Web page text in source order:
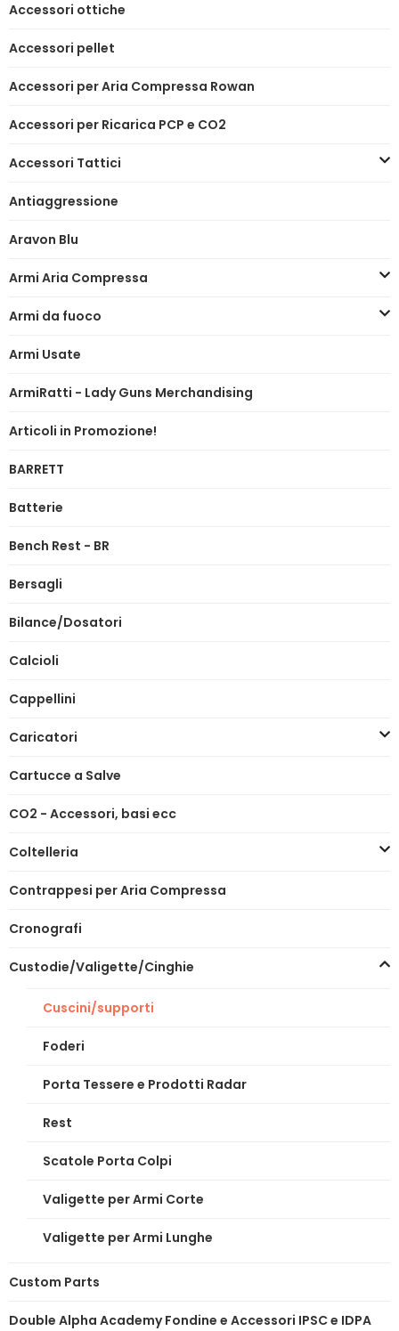
Accessori ottiche
Accessori pellet
Accessori per Aria Compressa Rowan
Accessori per Ricarica PCP e CO2
Accessori Tattici
Antiaggressione
Aravon Blu
Armi Aria Compressa
Armi da fuoco
Armi Usate
ArmiRatti - Lady Guns Merchandising
Articoli in Promozione!
BARRETT
Batterie
Bench Rest - BR
Bersagli
Bilance/Dosatori
Calcioli
Cappellini
Caricatori
Cartucce a Salve
CO2 - Accessori, basi ecc
Coltelleria
Contrappesi per Aria Compressa
Cronografi
Custodie/Valigette/Cinghie
Cuscini/supporti
Foderi
Porta Tessere e Prodotti Radar
Rest
Scatole Porta Colpi
Valigette per Armi Corte
Valigette per Armi Lunghe
Custom Parts
Double Alpha Academy Fondine e Accessori IPSC e IDPA